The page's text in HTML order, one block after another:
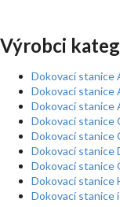
Výrobci
Dokovací stanice
Dokovací stanice
Dokovací stanice
Dokovací stanice
Dokovací stanice
Dokovací stanice
Dokovací stanice
Dokovací stanice
Dokovací stanice